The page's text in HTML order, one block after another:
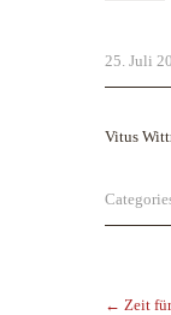
25. Juli
Vitus
← Zeit